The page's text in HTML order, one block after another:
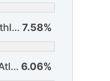
Mycael (Athlético-PR) 7.58%
Everson (Atlético-MG) 6.06%